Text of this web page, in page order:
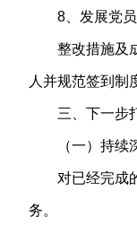
8、发展党
整改措施及
人并规范签到制
三、下一步
（一）持续
对已经完成
务。